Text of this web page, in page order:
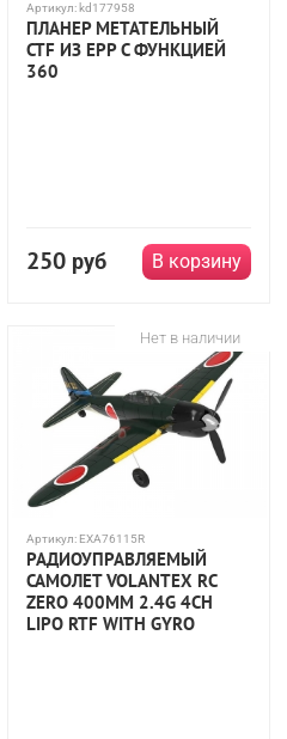
Артикул: kd177958
ПЛАНЕР МЕТАТЕЛЬНЫЙ
CTF ИЗ EPP С ФУНКЦИЕЙ
360
250 руб В корзину
Нет в наличии
Артикул: EXA76115R
РАДИОУПРАВЛЯЕМЫЙ
САМОЛЕТ VOLANTEX RC
ZERO 400ММ 2.4G 4CH
LIPO RTF WITH GYRO